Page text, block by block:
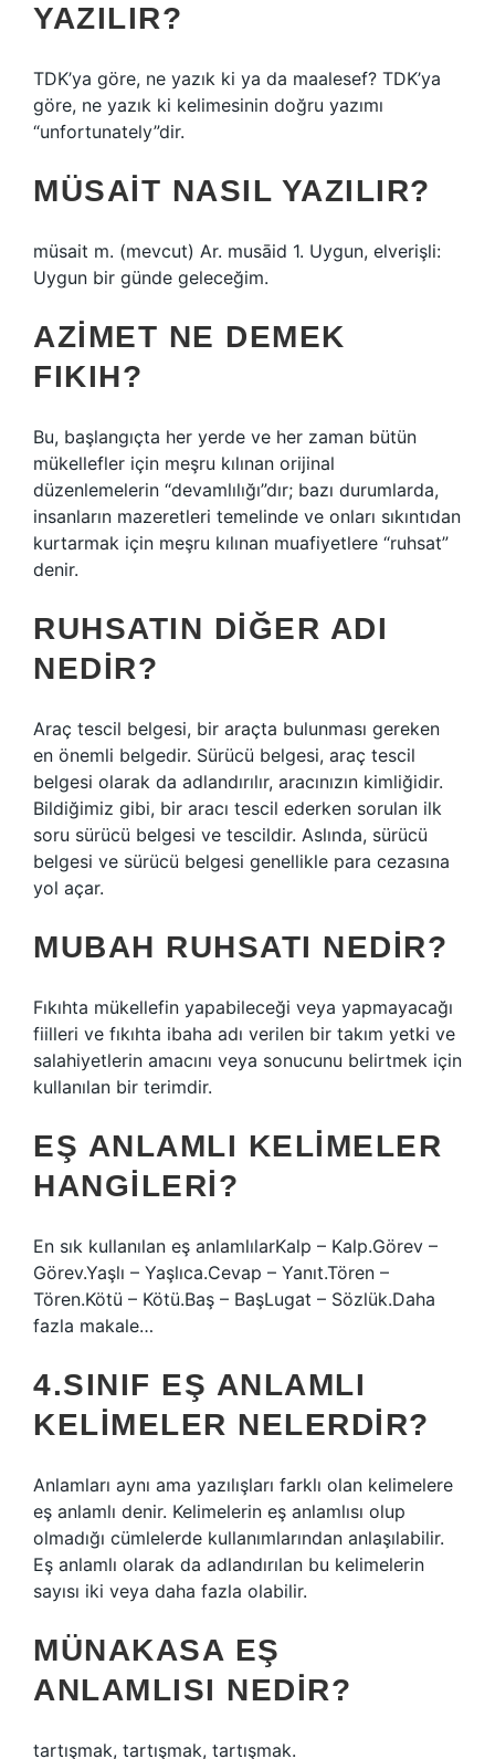
YAZILIR?
TDK’ya göre, ne yazık ki ya da maalesef? TDK’ya
göre, ne yazık ki kelimesinin doğru yazımı
“unfortunately”dir.
MÜSAIT NASIL YAZILIR?
müsait m. (mevcut) Ar. musāid 1. Uygun, elverişli:
Uygun bir günde geleceğim.
AZIMET NE DEMEK
FIKIH?
Bu, başlangıçta her yerde ve her zaman bütün
mükellefler için meşru kılınan orijinal
düzenlemelerin “devamlılığı”dır; bazı durumlarda,
insanların mazeretleri temelinde ve onları sıkıntıdan
kurtarmak için meşru kılınan muafiyetlere “ruhsat”
denir.
RUHSATIN DIĞER ADI
NEDIR?
Araç tescil belgesi, bir araçta bulunması gereken
en önemli belgedir. Sürücü belgesi, araç tescil
belgesi olarak da adlandırılır, aracınızın kimliğidir.
Bildiğimiz gibi, bir aracı tescil ederken sorulan ilk
soru sürücü belgesi ve tescildir. Aslında, sürücü
belgesi ve sürücü belgesi genellikle para cezasına
yol açar.
MUBAH RUHSATI NEDIR?
Fıkıhta mükellefin yapabileceği veya yapmayacağı
fiilleri ve fıkıhta ibaha adı verilen bir takım yetki ve
salahiyetlerin amacını veya sonucunu belirtmek için
kullanılan bir terimdir.
EŞ ANLAMLI KELIMELER
HANGILERI?
En sık kullanılan eş anlamlılarKalp – Kalp.Görev –
Görev.Yaşlı – Yaşlıca.Cevap – Yanıt.Tören –
Tören.Kötü – Kötü.Baş – BaşLugat – Sözlük.Daha
fazla makale…
4.SINIF EŞ ANLAMLI
KELIMELER NELERDIR?
Anlamları aynı ama yazılışları farklı olan kelimelere
eş anlamlı denir. Kelimelerin eş anlamlısı olup
olmadığı cümlelerde kullanımlarından anlaşılabilir.
Eş anlamlı olarak da adlandırılan bu kelimelerin
sayısı iki veya daha fazla olabilir.
MÜNAKASA EŞ
ANLAMLISI NEDIR?
tartışmak, tartışmak, tartışmak.